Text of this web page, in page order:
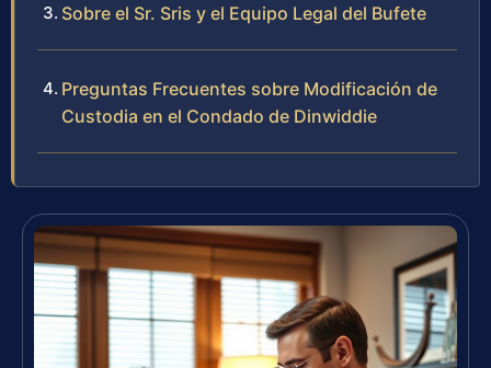
Sobre el Sr. Sris y el Equipo Legal del Bufete
Preguntas Frecuentes sobre Modificación de
Custodia en el Condado de Dinwiddie